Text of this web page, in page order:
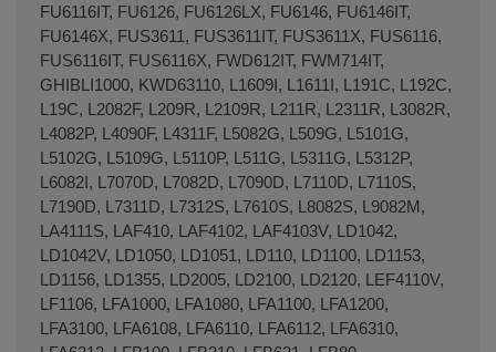
FU6116IT, FU6126, FU6126LX, FU6146, FU6146IT,
FU6146X, FUS3611, FUS3611IT, FUS3611X, FUS6116,
FUS6116IT, FUS6116X, FWD612IT, FWM714IT,
GHIBLI1000, KWD63110, L1609I, L1611I, L191C, L192C,
L19C, L2082F, L209R, L2109R, L211R, L2311R, L3082R,
L4082P, L4090F, L4311F, L5082G, L509G, L5101G,
L5102G, L5109G, L5110P, L511G, L5311G, L5312P,
L6082I, L7070D, L7082D, L7090D, L7110D, L7110S,
L7190D, L7311D, L7312S, L7610S, L8082S, L9082M,
LA4111S, LAF410, LAF4102, LAF4103V, LD1042,
LD1042V, LD1050, LD1051, LD110, LD1100, LD1153,
LD1156, LD1355, LD2005, LD2100, LD2120, LEF4110V,
LF1106, LFA1000, LFA1080, LFA1100, LFA1200,
LFA3100, LFA6108, LFA6110, LFA6112, LFA6310,